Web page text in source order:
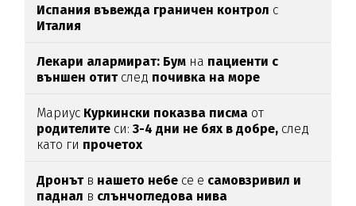
Испания въвежда граничен контрол с
Италия
Лекари алармират: Бум на пациенти с
външен отитслед почивка на море
Мариус Куркински показва писма от
родителите си:3-4 дни не бях в добре, след
като ги прочетох
Дронътв нашето небе се е самовзривил и
паднал в слънчогледова нива